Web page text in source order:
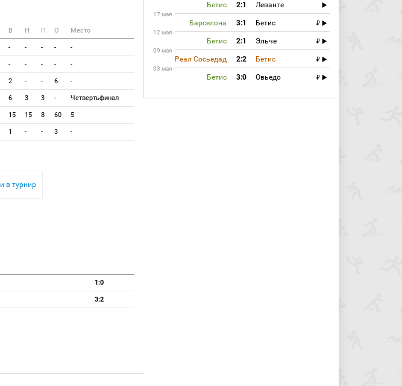
В Н П О Место
- - - - -
- - - - -
2 - - 6 -
6 3 3 - Четвертьфинал
15 15 8 60 5
1 - - 3 -
в турнир
1:0
3:2
Бетис 2:1 Леванте
17 мая
Барселона 3:1 Бетис
12 мая
Бетис 2:1 Эльче
09 мая
Реал Сосьедад 2:2 Бетис
03 мая
Бетис 3:0 Овьедо